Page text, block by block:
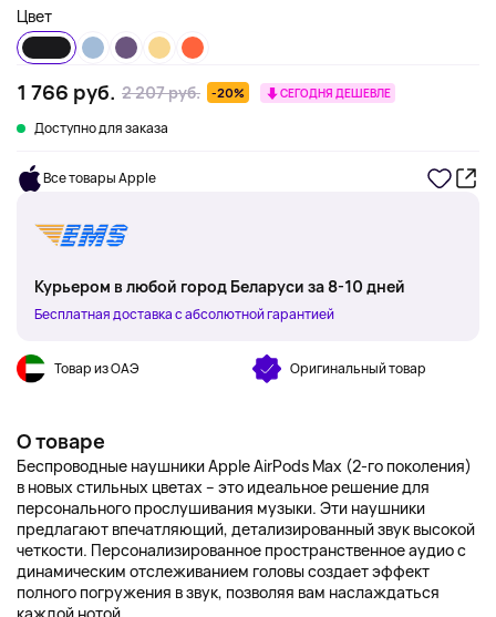
Цвет
1 766 руб. 2 207 руб. -20% СЕГОДНЯ ДЕШЕВЛЕ
Доступно для заказа
Все товары Apple
Курьером в любой город Беларуси за 8-10 дней
Бесплатная доставка с абсолютной гарантией
Товар из ОАЭ Оригинальный товар
О товаре
Беспроводные наушники Apple AirPods Max (2-го поколения)
в новых стильных цветах – это идеальное решение для
персонального прослушивания музыки. Эти наушники
предлагают впечатляющий, детализированный звук высокой
четкости. Персонализированное пространственное аудио с
динамическим отслеживанием головы создает эффект
полного погружения в звук, позволяя вам наслаждаться